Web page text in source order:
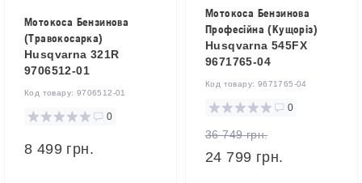
Мотокоса Бензинова
(Травокосарка)
Husqvarna 321R
9706512-01
Код товару: 9706512-01
0
8 499 грн.
Мотокоса Бензинова
Професійна (Кущоріз)
Husqvarna 545FX
9671765-04
Код товару: 9671765-04
0
36 749 грн.
24 799 грн.